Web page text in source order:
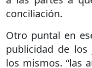
conciliación.
Otro puntal en
publicidad de
los mismos. “las